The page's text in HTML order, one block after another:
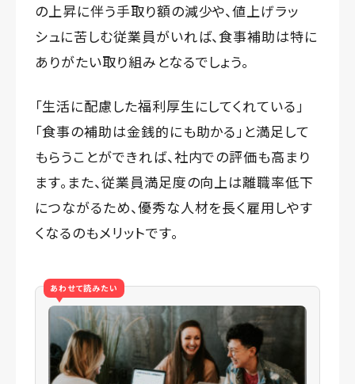
の上昇に伴う手取り額の減少や、値上げラッ
シュに苦しむ従業員がいれば、食事補助は特に
ありがたい取り組みとなるでしょう。
「生活に配慮した福利厚生にしてくれている」
「食事の補助は金銭的にも助かる」と満足して
もらうことができれば、社内での評価も高まり
ます。また、従業員満足度の向上は離職率低下
につながるため、優秀な人材を長く雇用しやす
くなるのもメリットです。
あわせて読みたい